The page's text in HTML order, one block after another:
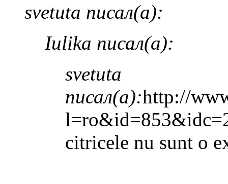
svetuta писал(а):
Iulika писал(а):
svetuta
писал(а):http://
citricele nu sunt o